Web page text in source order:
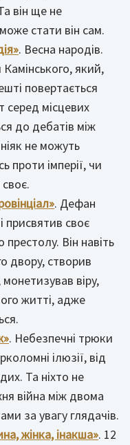
він ще не
стати він сам.
. Весна народів.
який,
повертається
серед місцевих
до дебатів між
не можуть
проти імперії, чи
. Дефан
присвятив своє
Він навіть
двору, створив
віру,
житті, адже
. Небезпечні трюки
ілюзії, від
Та ніхто не
війна між двома
за увагу глядачів.
жінка, інакша». 12